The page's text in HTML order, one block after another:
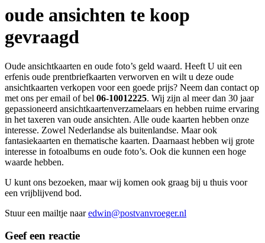
oude ansichten te koop
gevraagd
Oude ansichtkaarten en oude foto’s geld waard. Heeft U uit een
erfenis oude prentbriefkaarten verworven en wilt u deze oude
ansichtkaarten verkopen voor een goede prijs? Neem dan contact op
met ons per email of bel 06-10012225. Wij zijn al meer dan 30 jaar
gepassioneerd ansichtkaartenverzamelaars en hebben ruime ervaring
in het taxeren van oude ansichten. Alle oude kaarten hebben onze
interesse. Zowel Nederlandse als buitenlandse. Maar ook
fantasiekaarten en thematische kaarten. Daarnaast hebben wij grote
interesse in fotoalbums en oude foto’s. Ook die kunnen een hoge
waarde hebben.
U kunt ons bezoeken, maar wij komen ook graag bij u thuis voor
een vrijblijvend bod.
Stuur een mailtje naaredwin@postvanvroeger.nl
Geef een reactie